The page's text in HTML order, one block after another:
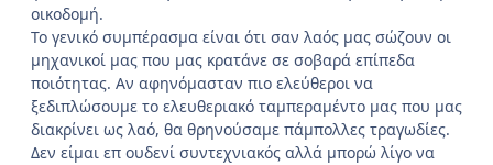
οικοδομή.
Το γενικό συμπέρασμα είναι ότι σαν λαός μας σώζουν οι
μηχανικοί μας που μας κρατάνε σε σοβαρά επίπεδα
ποιότητας. Αν αφηνόμασταν πιο ελεύθεροι να
ξεδιπλώσουμε το ελευθεριακό ταμπεραμέντο μας που μας
διακρίνει ως λαό, θα θρηνούσαμε πάμπολλες τραγωδίες.
Δεν είμαι επ ουδενί συντεχνιακός αλλά μπορώ λίγο να